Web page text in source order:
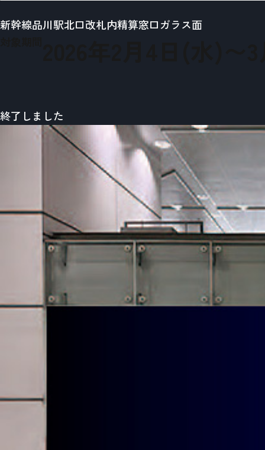
新幹線品川駅北口改札内精算窓口ガラス面
終了しました